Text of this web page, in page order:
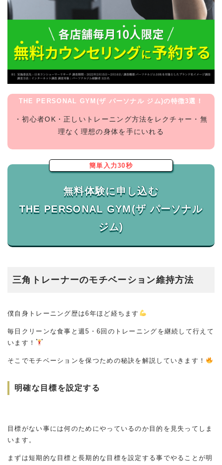
THE PERSONAL GYM(ザ パーソナル ジム)の特徴3選！
・初心者OK・正しいトレーニング方法をレクチャー・無
理なく理想の身体を手にいれる
簡単入力30秒
無料体験に申し込む
THE PERSONAL GYM(ザ パーソナル
三角トレーナーのモチベーション維持方法
僕自身トレーニング歴は6年ほど経ちます
毎日クリーンな食事と週5・6回のトレーニングを継続して行えて
います！
そこでモチベーションを保つための秘訣を解説していきます！
明確な目標を設定する
目標がない事には何のためにやっているのか目的を見失ってしま
います。
まずは短期的な目標と長期的な目標を設定する事でやることが明